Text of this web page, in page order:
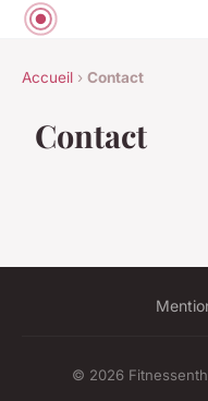
Accueil › Contact
Contact
© 2026